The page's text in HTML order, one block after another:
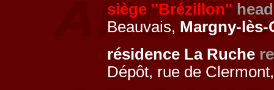
siège "Brézillon"
Beauvais, Margny-lès-
résidence La Ruche
Dépôt, rue de